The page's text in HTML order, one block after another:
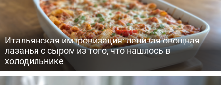
Итальянская импровизация: ленивая овощная
лазанья с сыром из того, что нашлось в
холодильнике